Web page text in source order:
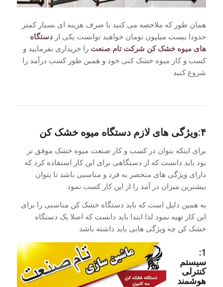
همان طور که ملاحضه می کنید با صرف هزینه ای بسیار کمتر
حدودا بیست میلیون تومان خواهید توانست یکی از دستگاه
های میوه خشک کن شرکت تام صنعت را خریداری بفرمایید و
کسب و کار میوه خشک کنی خود و همین طور کسب درآمد را
شروع کنید
۴:ویژگی های لازم دستگاه میوه خشک کن
برای اینکه بتوان در کسب و کار صنعت میوه خشک موفق تر
بود باید دانست که از دستگاهی برای این کار استفاده کرد که
دارای ویژگی های منحصر به فرد و مناسبی باشد تا بتوان
بیشترین میزان در آمد را از این کار کسب نمود
به همین دلیل است که باید دستگاه خشک کن مناسبی را برای
این کار تهیه نمود لذا ابتدا باید دانست که اصلا یک دستگاه
خشک کن چه ویژگی هایی باید داشته باشد
1:
سیستم
کنترلی
هوشمند